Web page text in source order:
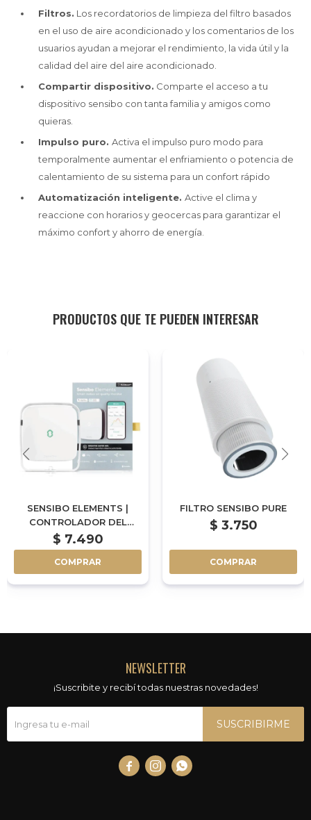
Filtros. Los recordatorios de limpieza del filtro basados
en el uso de aire acondicionado y los comentarios de los
usuarios ayudan a mejorar el rendimiento, la vida útil y la
calidad del aire del aire acondicionado.
Compartir dispositivo. Comparte el acceso a tu
dispositivo sensibo con tanta familia y amigos como
quieras.
Impulso puro. Activa el impulso puro modo para
temporalmente aumentar el enfriamiento o potencia de
calentamiento de su sistema para un confort rápido
Automatización inteligente. Active el clima y
reaccione con horarios y geocercas para garantizar el
máximo confort y ahorro de energía.
PRODUCTOS QUE TE PUEDEN INTERESAR
SENSIBO ELEMENTS |
CONTROLADOR DEL
CLIMA INDOOR
$ 7.490
COMPRAR
FILTRO SENSIBO PURE
$ 3.750
COMPRAR
NEWSLETTER
¡Suscribite y recibí todas nuestras novedades!
SUSCRIBIRME
  